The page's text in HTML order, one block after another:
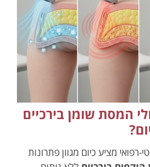
המסת שומן בירכיים
מציע כיום מגוון פתרונות